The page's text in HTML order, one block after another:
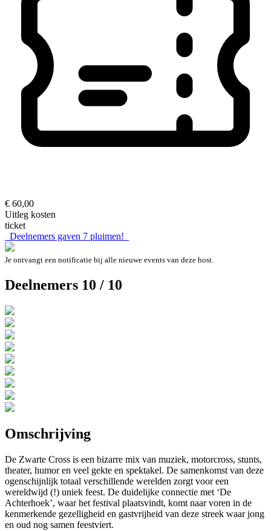
€ 60,00
Uitleg kosten
ticket
Deelnemers gaven 7 pluimen!
Je ontvangt een notificatie bij alle nieuwe events van deze host.
Deelnemers 10 / 10
Omschrijving
De Zwarte Cross is een bizarre mix van muziek, motorcross, stunts,
theater, humor en veel gekte en spektakel. De samenkomst van deze
ogenschijnlijk totaal verschillende werelden zorgt voor een
wereldwijd (!) uniek feest. De duidelijke connectie met ‘De
Achterhoek’, waar het festival plaatsvindt, komt naar voren in de
kenmerkende gezelligheid en gastvrijheid van deze streek waar jong
en oud nog samen feestviert.